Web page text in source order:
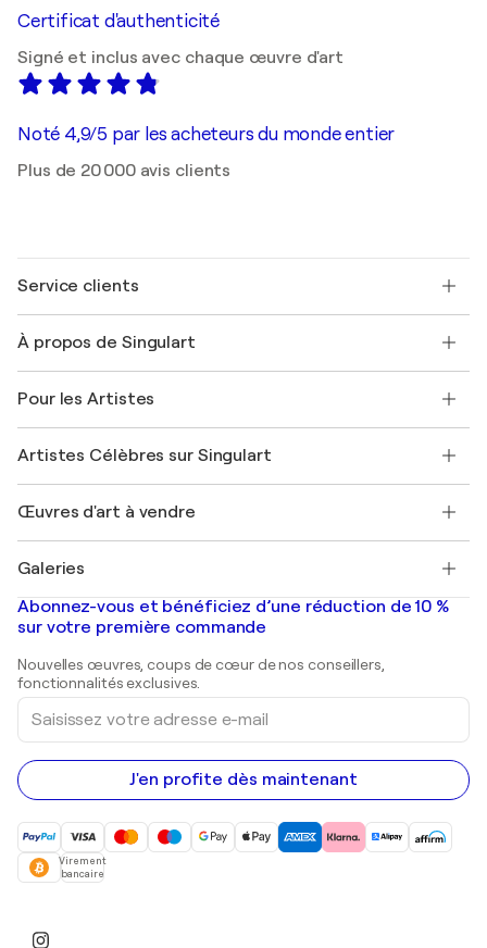
Certificat d'authenticité
Signé et inclus avec chaque œuvre d'art
Noté 4,9/5 par les acheteurs du monde entier
Plus de 20 000 avis clients
Service clients
Expédition
Offrir une carte cadeau
Rejoignez notre programme commercial
Mon compte
+33 1 76 44 06 42
À propos de Singulart
FAQ
Magazine Singulart
Emplois
Découvrez une sélection d'art original
Pour les Artistes
Se connecter en tant qu'Artiste
Artistes Célèbres sur Singulart
Marc Chagall
Banksy
Mr. Brainwash
Shepard Fairey
Œuvres d'art à vendre
Tableaux abstraits à vendre
Peintures de paysage
Estampes
Peintures acryliques
Galeries
Galeries d'art en France
Galeries d'art en Belgique
Abonnez-vous et bénéficiez d’une réduction de 10 %
sur votre première commande
Nouvelles œuvres, coups de cœur de nos conseillers,
fonctionnalités exclusives.
Saisissez
votre
adresse
e-
mail
J'en profite dès maintenant
Virement
bancaire